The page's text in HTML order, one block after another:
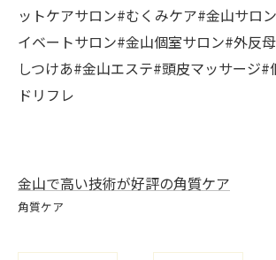
ットケアサロン#むくみケア#金山サロ
イベートサロン#金山個室サロン#外反
しつけあ#金山エステ#頭皮マッサージ
ドリフレ
金山で高い技術が好評の角質ケア
角質ケア